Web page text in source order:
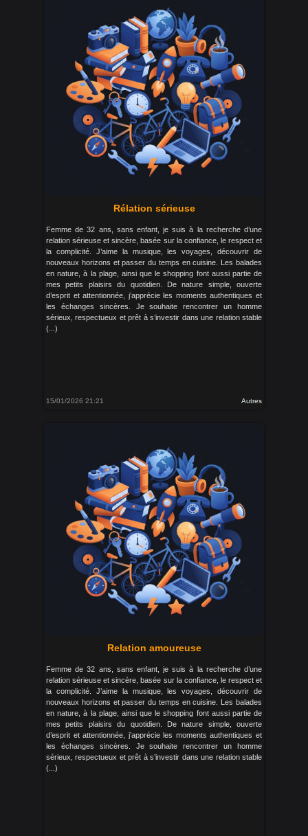
Rélation sérieuse
Femme de 32 ans, sans enfant, je suis à la recherche d’une
relation sérieuse et sincère, basée sur la confiance, le respect et
la complicité. J’aime la musique, les voyages, découvrir de
nouveaux horizons et passer du temps en cuisine. Les balades
en nature, à la plage, ainsi que le shopping font aussi partie de
mes petits plaisirs du quotidien. De nature simple, ouverte
d’esprit et attentionnée, j’apprécie les moments authentiques et
les échanges sincères. Je souhaite rencontrer un homme
sérieux, respectueux et prêt à s’investir dans une relation stable
(...)
15/01/2026 21:21 Autres
Relation amoureuse
Femme de 32 ans, sans enfant, je suis à la recherche d’une
relation sérieuse et sincère, basée sur la confiance, le respect et
la complicité. J’aime la musique, les voyages, découvrir de
nouveaux horizons et passer du temps en cuisine. Les balades
en nature, à la plage, ainsi que le shopping font aussi partie de
mes petits plaisirs du quotidien. De nature simple, ouverte
d’esprit et attentionnée, j’apprécie les moments authentiques et
les échanges sincères. Je souhaite rencontrer un homme
sérieux, respectueux et prêt à s’investir dans une relation stable
(...)